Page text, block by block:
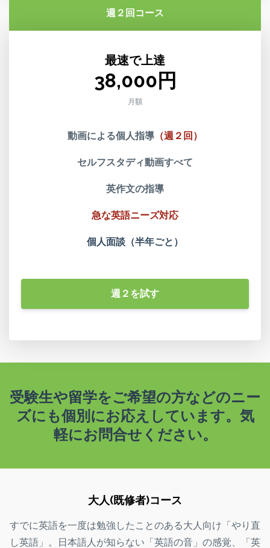
週２回コース
最速で上達
38,000円
月額
動画による個人指導 （週２回）
セルフスタディ動画すべて
英作文の指導
急な英語ニーズ対応
個人面談（半年ごと）
週２を試す
受験生や留学をご希望の方などのニー
ズにも個別にお応えしています。気
軽にお問合せください。
大人(既修者)コース
すでに英語を一度は勉強したことのある大人向け「やり直
し英語」。日本語人が知らない「英語の音」の感覚、「英